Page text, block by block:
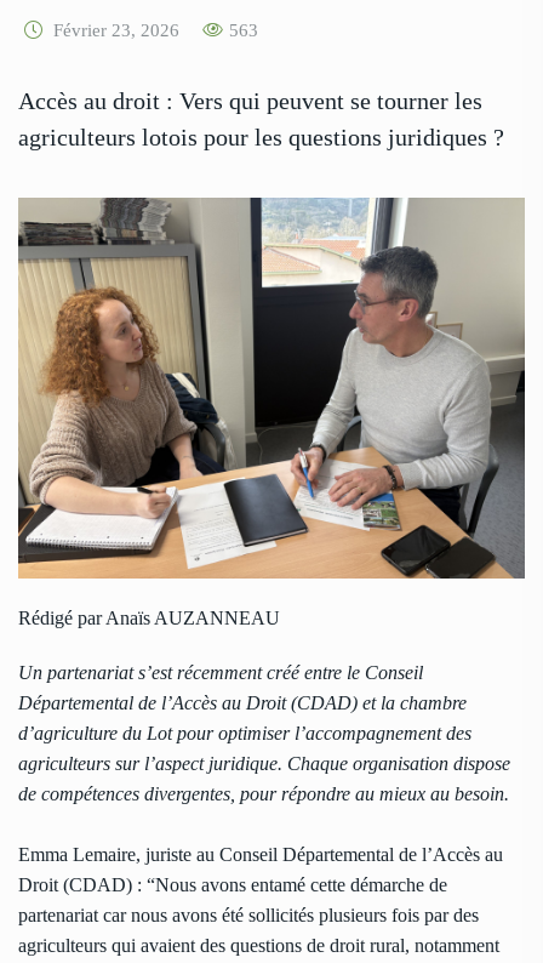
Février 23, 2026 563
Accès au droit : Vers qui peuvent se tourner les
agriculteurs lotois pour les questions juridiques ?
Rédigé par Anaïs AUZANNEAU
Un partenariat s’est récemment créé entre le Conseil
Départemental de l’Accès au Droit (CDAD) et la chambre
d’agriculture du Lot pour optimiser l’accompagnement des
agriculteurs sur l’aspect juridique. Chaque organisation dispose
de compétences divergentes, pour répondre au mieux au besoin.
Emma Lemaire, juriste au Conseil Départemental de l’Accès au
Droit (CDAD) : “Nous avons entamé cette démarche de
partenariat car nous avons été sollicités plusieurs fois par des
agriculteurs qui avaient des questions de droit rural, notamment